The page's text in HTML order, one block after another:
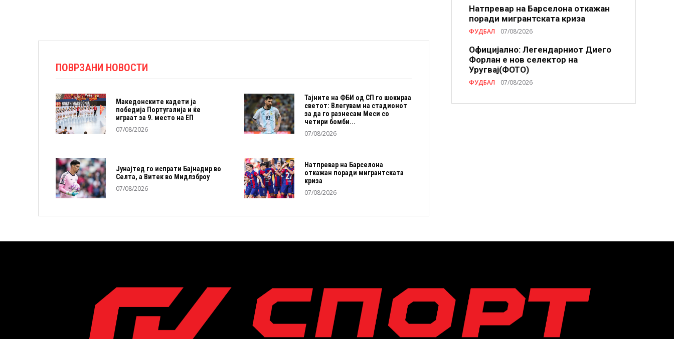
ПОВРЗАНИ НОВОСТИ
Македонските кадети ја
победија Португалија и ќе
играат за 9. место на ЕП
07/08/2026
Тајните на ФБИ од СП го шокираа
светот: Влегувам на стадионот
за да го разнесам Меси со
четири бомби...
07/08/2026
Јунајтед го испрати Бајнадир во
Селта, а Витек во Мидлзброу
07/08/2026
Натпревар на Барселона
откажан поради мигрантската
криза
07/08/2026
Натпревар на Барселона откажан
поради мигрантската криза
ФУДБАЛ 07/08/2026
Официјално: Легендарниот Диего
Форлан е нов селектор на
Уругвај(ФОТО)
ФУДБАЛ 07/08/2026